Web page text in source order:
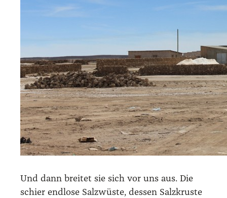
Und dann brei­tet sie sich vor uns aus. Die
schier end­lo­se Salz­wüs­te, des­sen Salz­krus­te